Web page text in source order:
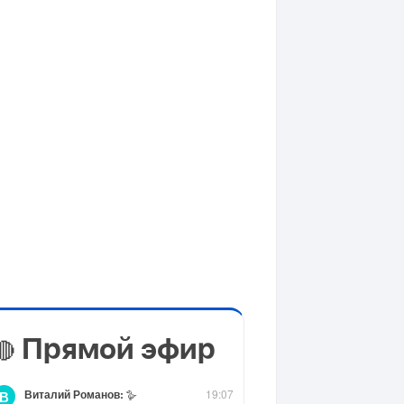
Прямой эфир
19:07
В Виталий Романов: 🪿